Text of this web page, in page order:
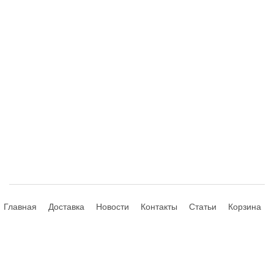
Главная Доставка Новости Контакты Статьи Корзина